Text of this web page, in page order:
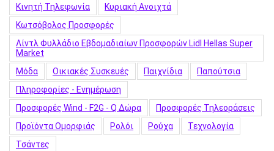
Κινητή Τηλεφωνία
Κυριακή Ανοιχτά
Κωτσόβολος Προσφορές
Λίντλ Φυλλάδιο Εβδομαδιαίων Προσφορών Lidl Hellas Super
Market
Μόδα
Οικιακές Συσκευές Παιχνίδια
Παπούτσια
Πληροφορίες - Ενημέρωση
Προσφορές Wind - F2G - Q Δώρα
Προσφορές Τηλεοράσεις
Προϊόντα Ομορφιάς
Ρολόι Ρούχα
Τεχνολογία
Τσάντες